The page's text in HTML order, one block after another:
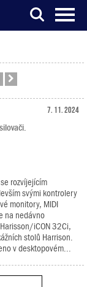
7. 11. 2024
rozvíjejícím
svými kontrolery
monitory, MIDI
na nedávno
iCON 32Ci,
stolů Harrison.
v desktopovém...